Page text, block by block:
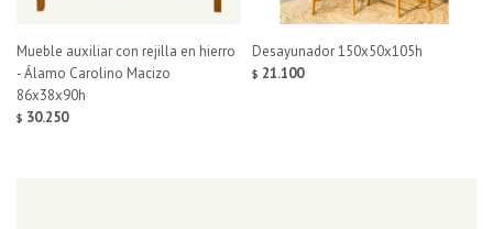
Mueble auxiliar con rejilla en hierro
- Álamo Carolino Macizo
86x38x90h
$ 30.250
Desayunador 150x50x105h
$ 21.100